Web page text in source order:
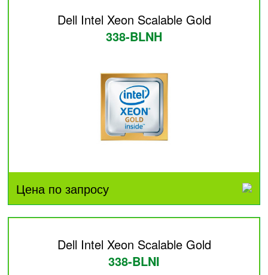
Dell Intel Xeon Scalable Gold
338-BLNH
Цена по запросу
Dell Intel Xeon Scalable Gold
338-BLNI